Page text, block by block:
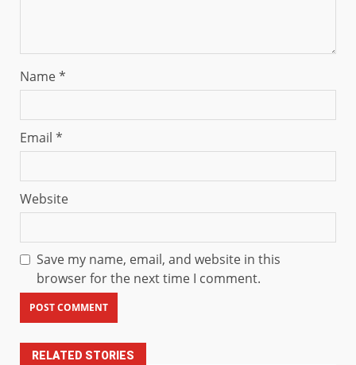
Name*
Email *
Website
Save my name, email, and website in this
browser for the next time I comment.
RELATED STORIES